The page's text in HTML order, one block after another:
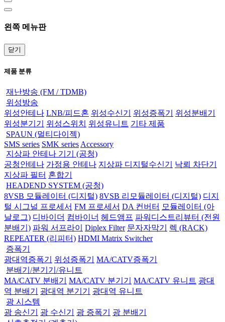
왼쪽 메뉴판
닫기
제품 분류
재난방송 (FM / TDMB)
위성방송
위성안테나 LNB/피드혼 위성수신기 위성증폭기
위성분배기
위성분기기
위성스위치 위성유니트 기타 제품
SPAUN (멀티다이젝)
SMS series SMK series Accessory
지상파 안테나 기기 (공청)
공청안테나 가정용 안테나 지상파 디지털수신기
낙뢰 차단기
지상파 필터 혼합기
HEADEND SYSTEM (공청)
8VSB 모듈레이터 (디지털) 8VSB 리모듈레이터 (디지털) 디지
털 시그널 프로세서 FM 프로세서 DA 컨버터 모듈레이터 (아
날로그) 디바이더 컴바이너 헤드앰프 파워디스트리뷰터 (전원
분배기) 파워 서프라이 Diplex Filter 문자자막기
렉 (RACK)
REPEATER (리피터) HDMI Matrix Switcher
증폭기
광대역증폭기
위성증폭기
MA/CATV증폭기
분배기/분기기/유니트
MA/CATV 분배기
MA/CATV 분기기 MA/CATV 유니트 광대
역 분배기
광대역 분기기
광대역 유니트
광 시스템
광 송신기
광 수신기 광 증폭기
광 분배기